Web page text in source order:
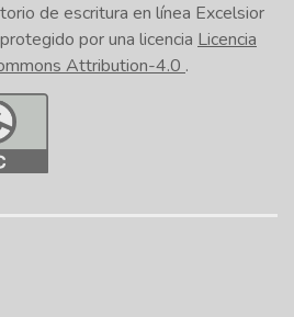
de escritura en línea Excelsior
por una licencia Licencia
Attribution-4.0 .